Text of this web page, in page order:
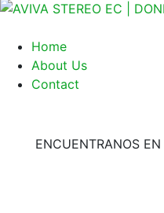
Home
About Us
Contact
ENCUENTRANOS EN